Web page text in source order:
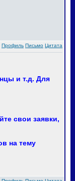
Профиль Письмо Цитата
и т.д. Для
свои заявки,
на тему